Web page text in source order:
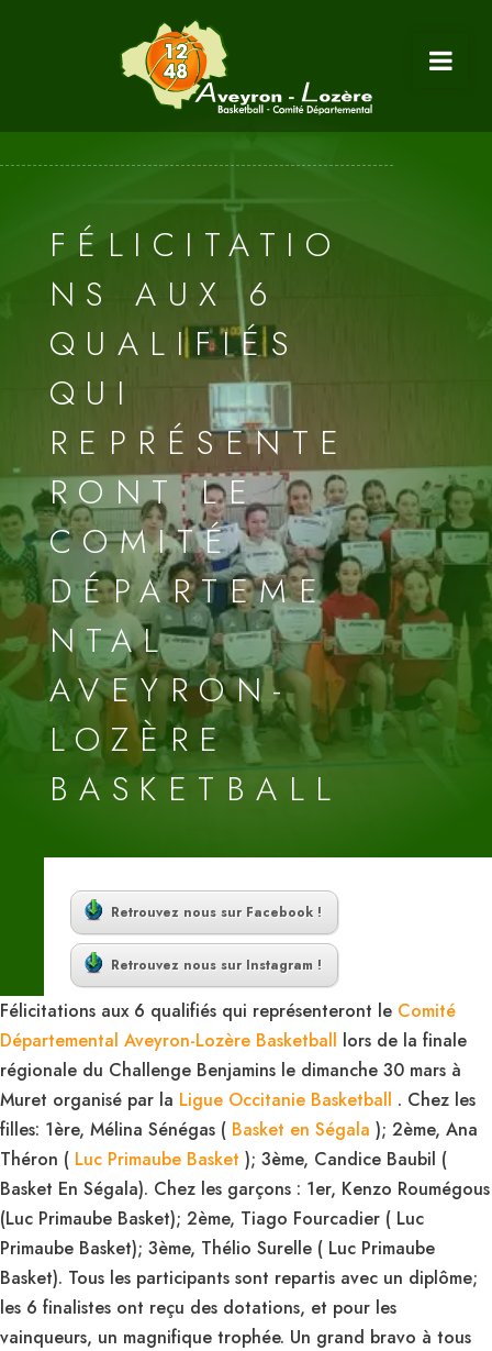
FÉLICITATIO
NS AUX 6
QUALIFIÉS
QUI
REPRÉSENTE
RONT LE
COMITÉ
DÉPARTEME
NTAL
AVEYRON-
LOZÈRE
BASKETBALL
Retrouvez nous sur Facebook !
Retrouvez nous sur Instagram !
Félicitations aux 6 qualifiés qui représenteront le Comité
Départemental Aveyron-Lozère Basketball lors de la finale
régionale du Challenge Benjamins le dimanche 30 mars à
Muret organisé par la Ligue Occitanie Basketball . Chez les
filles: 1ère, Mélina Sénégas ( Basket en Ségala ); 2ème, Ana
Théron ( Luc Primaube Basket ); 3ème, Candice Baubil (
Basket En Ségala). Chez les garçons : 1er, Kenzo Roumégous
(Luc Primaube Basket); 2ème, Tiago Fourcadier ( Luc
Primaube Basket); 3ème, Thélio Surelle ( Luc Primaube
Basket). Tous les participants sont repartis avec un diplôme;
les 6 finalistes ont reçu des dotations, et pour les
vainqueurs, un magnifique trophée. Un grand bravo à tous